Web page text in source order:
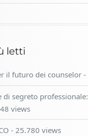
letti
il futuro dei counselor -
di segreto
views
- 25.780 views